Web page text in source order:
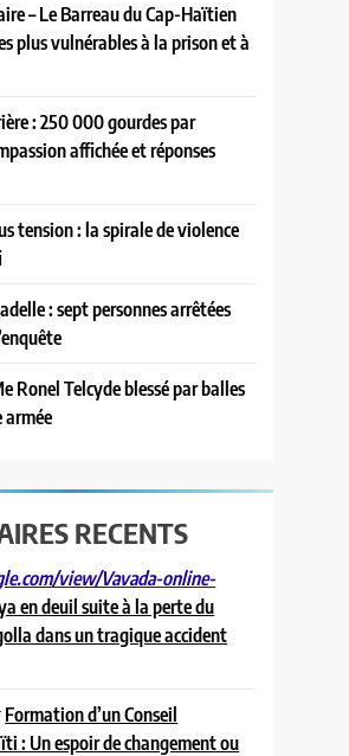
– Le Barreau du Cap-Haïtien
plus vulnérables à la prison et à
: 250 000 gourdes par
affichée et réponses
tension : la spirale de violence
: sept personnes arrêtées
Ronel Telcyde blessé par balles
armée
RECENTS
view/Vavada-online-
en deuil suite à la perte du
dans un tragique accident
Formation d’un Conseil
: Un espoir de changement ou